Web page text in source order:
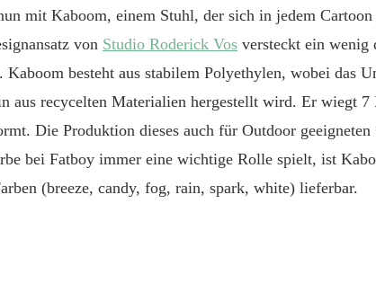
mit Kaboom, einem Stuhl, der sich in jedem Cartoon
von Studio Roderick Vos versteckt ein wenig
Kaboom besteht aus stabilem Polyethylen, wobei das
aus recycelten Materialien hergestellt wird. Er wiegt
Die Produktion dieses auch für Outdoor
bei Fatboy immer eine wichtige Rolle spielt, ist
(breeze, candy, fog, rain, spark, white) lieferbar.